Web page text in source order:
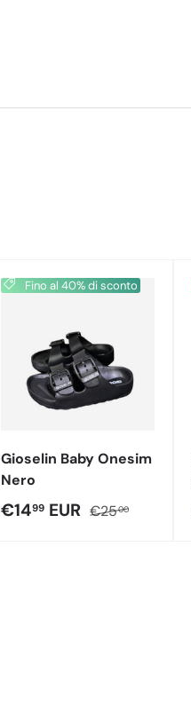
Fino al 40% di sconto
Gioselin Baby Onesim
Nero
Prezzo di vendita
€1499 EUR Prezzo normale
€2500